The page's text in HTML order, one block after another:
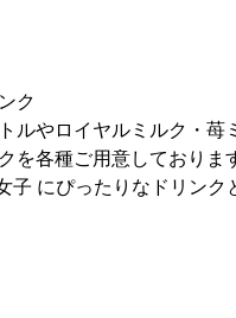
ク
ルやロイヤルミルク・苺
を各種ご用意しておりま
子 にぴったりなドリンク